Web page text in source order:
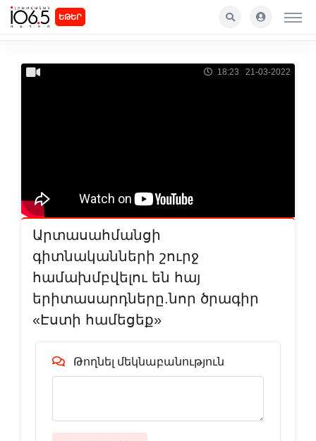
ԵԹԵՐ
18:23 21-03-2022
Արտասահմանցի
գիտնականների շուրջ
համախմբվելու են հայ
երիտասարդները.նոր ծրագիր
«Էստի համեցեք»
Թողնել մեկնաբանություն